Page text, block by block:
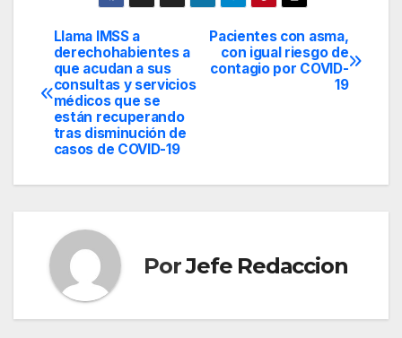
Navegación
de
entradas
Pacientes con asma,
con igual riesgo de
contagio por COVID-
19
Llama IMSS a
derechohabientes a
que acudan a sus
consultas y servicios
médicos que se
están recuperando
tras disminución de
casos de COVID-19
PorJefe Redaccion